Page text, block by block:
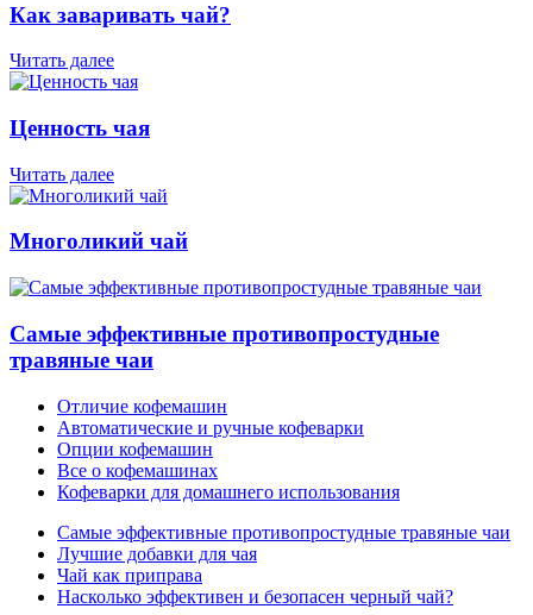
Как заваривать чай?
Читать далее
Ценность чая
Читать далее
Многоликий чай
Самые эффективные противопростудные
травяные чаи
Отличие кофемашин
Автоматические и ручные кофеварки
Опции кофемашин
Все о кофемашинах
Кофеварки для домашнего использования
Самые эффективные противопростудные травяные чаи
Лучшие добавки для чая
Чай как приправа
Насколько эффективен и безопасен черный чай?